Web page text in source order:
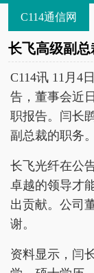
C114通信网
长飞高级副
C114讯 11月4
告，董事会近
职报告。闫长
副总裁的职务
长飞光纤在公
卓越的领导才
出贡献。公司
谢。
资料显示，闫